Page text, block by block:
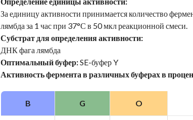
За единицу активности принимается количество
лямбда за 1 час при 37°С в 50 мкл реакционной смеси.
Субстрат для определения активности:
ДНК фага лямбда
Оптимальный буфер:SE-буфер Y
Активность фермента в различных буферах в
B G O